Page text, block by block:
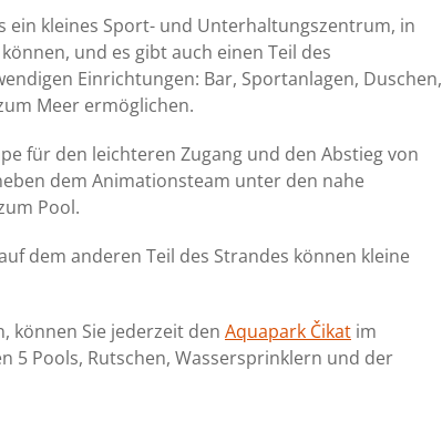
ein kleines Sport- und Unterhaltungszentrum, in
und es gibt auch einen Teil des
Einrichtungen: Bar, Sportanlagen, Duschen,
Meer ermöglichen.
für den leichteren Zugang und den Abstieg von
dem Animationsteam unter den nahe
Pool.
dem anderen Teil des Strandes können kleine
können Sie jederzeit den Aquapark Čikat im
5 Pools, Rutschen, Wassersprinklern und der